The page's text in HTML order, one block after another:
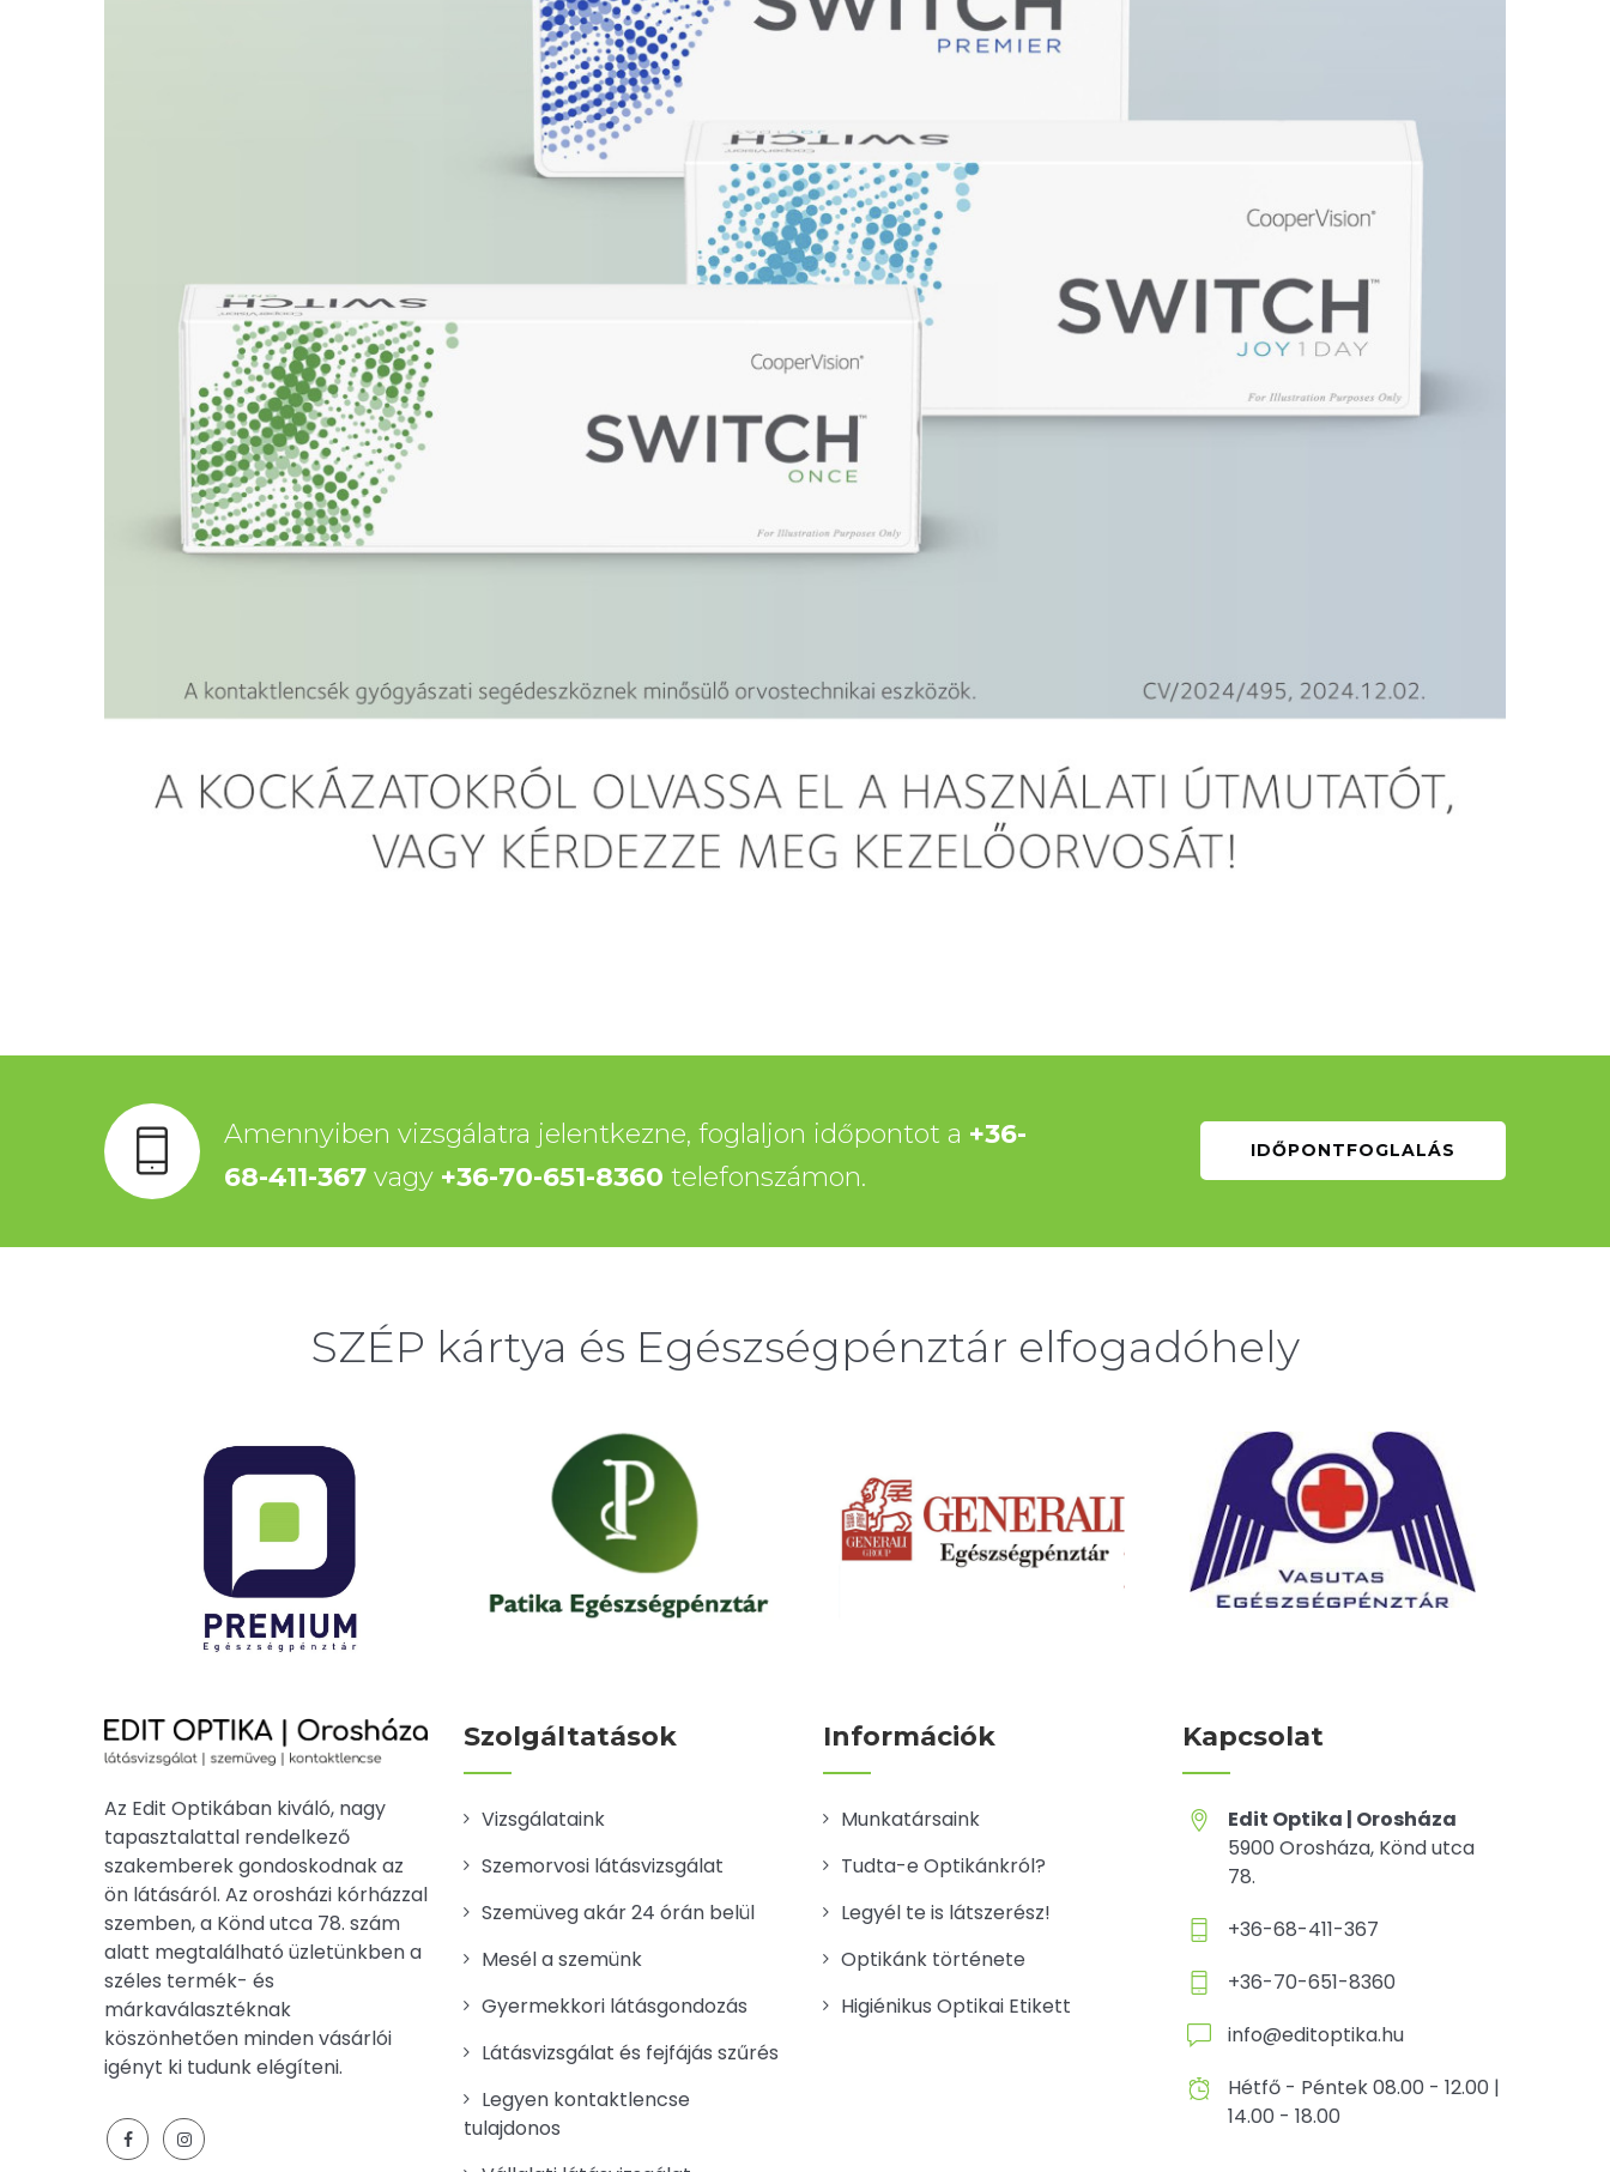
Amennyiben vizsgálatra jelentkezne, foglaljon időpontot a +36-
68-411-367 vagy +36-70-651-8360 telefonszámon.
IDŐPONTFOGLALÁS
SZÉP kártya és Egészségpénztár elfogadóhely
Az Edit Optikában kiváló, nagy
tapasztalattal rendelkező
szakemberek gondoskodnak az
ön látásáról. Az orosházi kórházzal
szemben, a Könd utca 78. szám
alatt megtalálható üzletünkben a
széles termék- és
márkaválasztéknak
köszönhetően minden vásárlói
igényt ki tudunk elégíteni.
Szolgáltatások
Vizsgálataink
Szemorvosi látásvizsgálat
Szemüveg akár 24 órán belül
Mesél a szemünk
Gyermekkori látásgondozás
Látásvizsgálat és fejfájás szűrés
Legyen kontaktlencse
tulajdonos
Információk
Munkatársaink
Tudta-e Optikánkról?
Legyél te is látszerész!
Optikánk története
Higiénikus Optikai Etikett
Kapcsolat
Edit Optika | Orosháza
5900 Orosháza, Könd utca
78.
+36-68-411-367
+36-70-651-8360
info@editoptika.hu
Hétfő - Péntek 08.00 - 12.00 |
14.00 - 18.00